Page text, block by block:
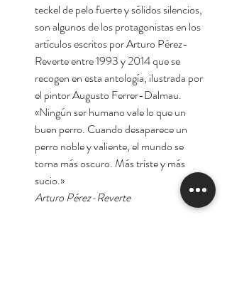
teckel de pelo fuerte y sólidos silencios,
son algunos de los protagonistas en los
artículos escritos por Arturo Pérez-
Reverte entre 1993 y 2014 que se
recogen en esta antología, ilustrada por
el pintor Augusto Ferrer-Dalmau.
«Ningún ser humano vale lo que un
buen perro. Cuando desaparece un
perro noble y valiente, el mundo se
torna más oscuro. Más triste y más
sucio.»
Arturo Pérez-Reverte